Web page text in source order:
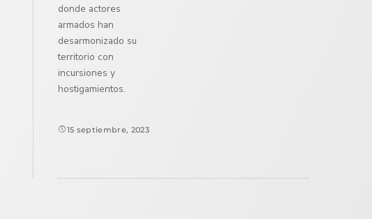
donde actores
armados han
desarmonizado su
territorio con
incursiones y
hostigamientos.
15 septiembre, 2023